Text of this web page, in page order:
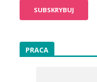
PRACA